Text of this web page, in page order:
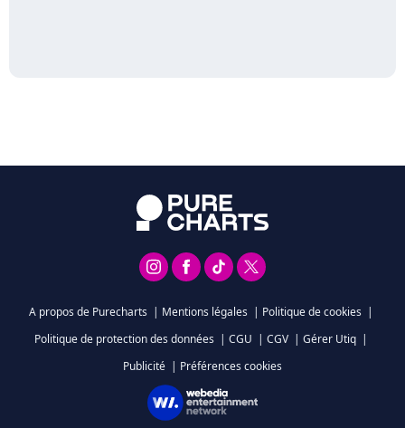
A propos de Purecharts | Mentions légales | Politique de cookies |
Politique de protection des données | CGU | CGV | Gérer Utiq |
Publicité | Préférences cookies